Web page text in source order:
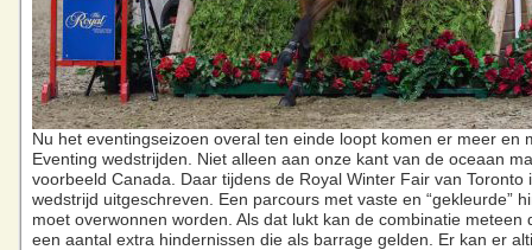
Nu het eventingseizoen overal ten einde loopt komen er meer en
Eventing wedstrijden. Niet alleen aan onze kant van de oceaan
voorbeeld Canada. Daar tijdens de Royal Winter Fair van Toronto
wedstrijd uitgeschreven. Een parcours met vaste en “gekleurde”
moet overwonnen worden. Als dat lukt kan de combinatie meteen
een aantal extra hindernissen die als barrage gelden. Er kan er